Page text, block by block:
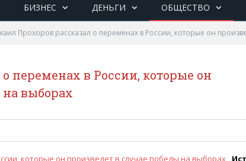
БИЗНЕС ДЕНЬГИ ОБЩЕСТВО
Прохоров рассказал о переменах в России, которые он
переменах в России, которые он
выборах